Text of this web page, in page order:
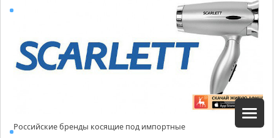
Российские бренды косящие под импортные